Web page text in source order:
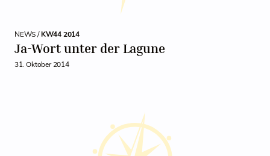
NEWS /KW44 2014
Ja-Wort unter der Lagune
31. Oktober 2014